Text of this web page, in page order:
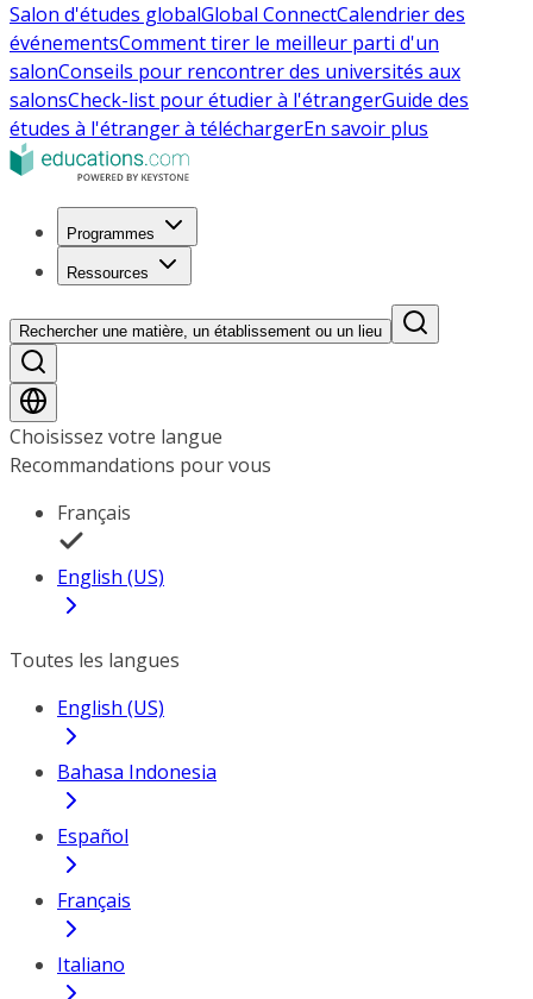
Salon d'études globalGlobal ConnectCalendrier des
événementsComment tirer le meilleur parti d'un
salonConseils pour rencontrer des universités aux
salonsCheck-list pour étudier à l'étrangerGuide des
études à l'étranger à téléchargerEn savoir plus
Programmes
Ressources
Rechercher une matière, un établissement ou un lieu
Choisissez votre langue
Recommandations pour vous
Français
English (US)
Toutes les langues
English (US)
Bahasa Indonesia
Español
Français
Italiano